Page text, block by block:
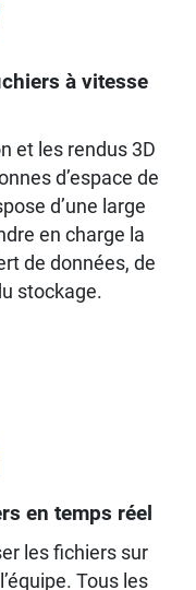
à vitesse
et les rendus 3D
d’espace de
d’une large
en charge la
de données, de
stockage.
en temps réel
les fichiers sur
Tous les